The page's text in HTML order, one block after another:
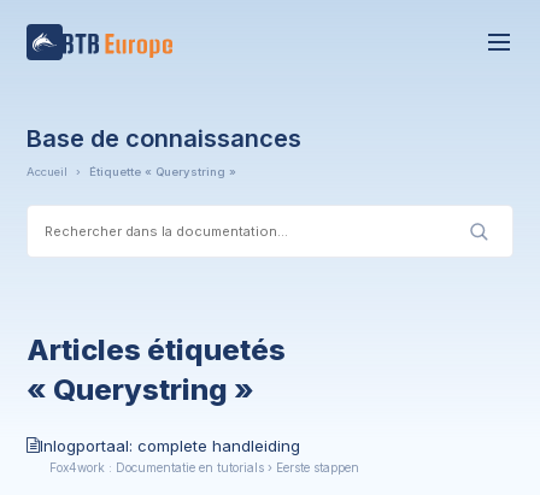
Base de connaissances
Accueil › Étiquette « Querystring »
Articles étiquetés
« Querystring »
Inlogportaal: complete handleiding
Fox4work : Documentatie en tutorials › Eerste stappen